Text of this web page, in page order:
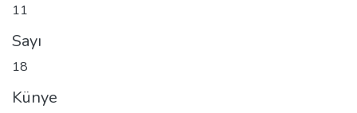
11
Sayı
18
Künye